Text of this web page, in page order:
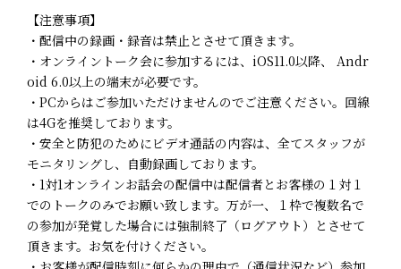
【注意事項】
・配信中の録画・録音は禁止とさせて頂きます。
・オンライントーク会に参加するには、iOS11.0以降、 Andr
oid 6.0以上の端末が必要です。
・PCからはご参加いただけませんのでご注意ください。回線
は4Gを推奨しております。
・安全と防犯のためにビデオ通話の内容は、全てスタッフが
モニタリングし、自動録画しております。
・1対1オンラインお話会の配信中は配信者とお客様の１対１
でのトークのみでお願い致します。万が一、１枠で複数名で
の参加が発覚した場合には強制終了（ログアウト）とさせて
頂きます。お気を付けください。